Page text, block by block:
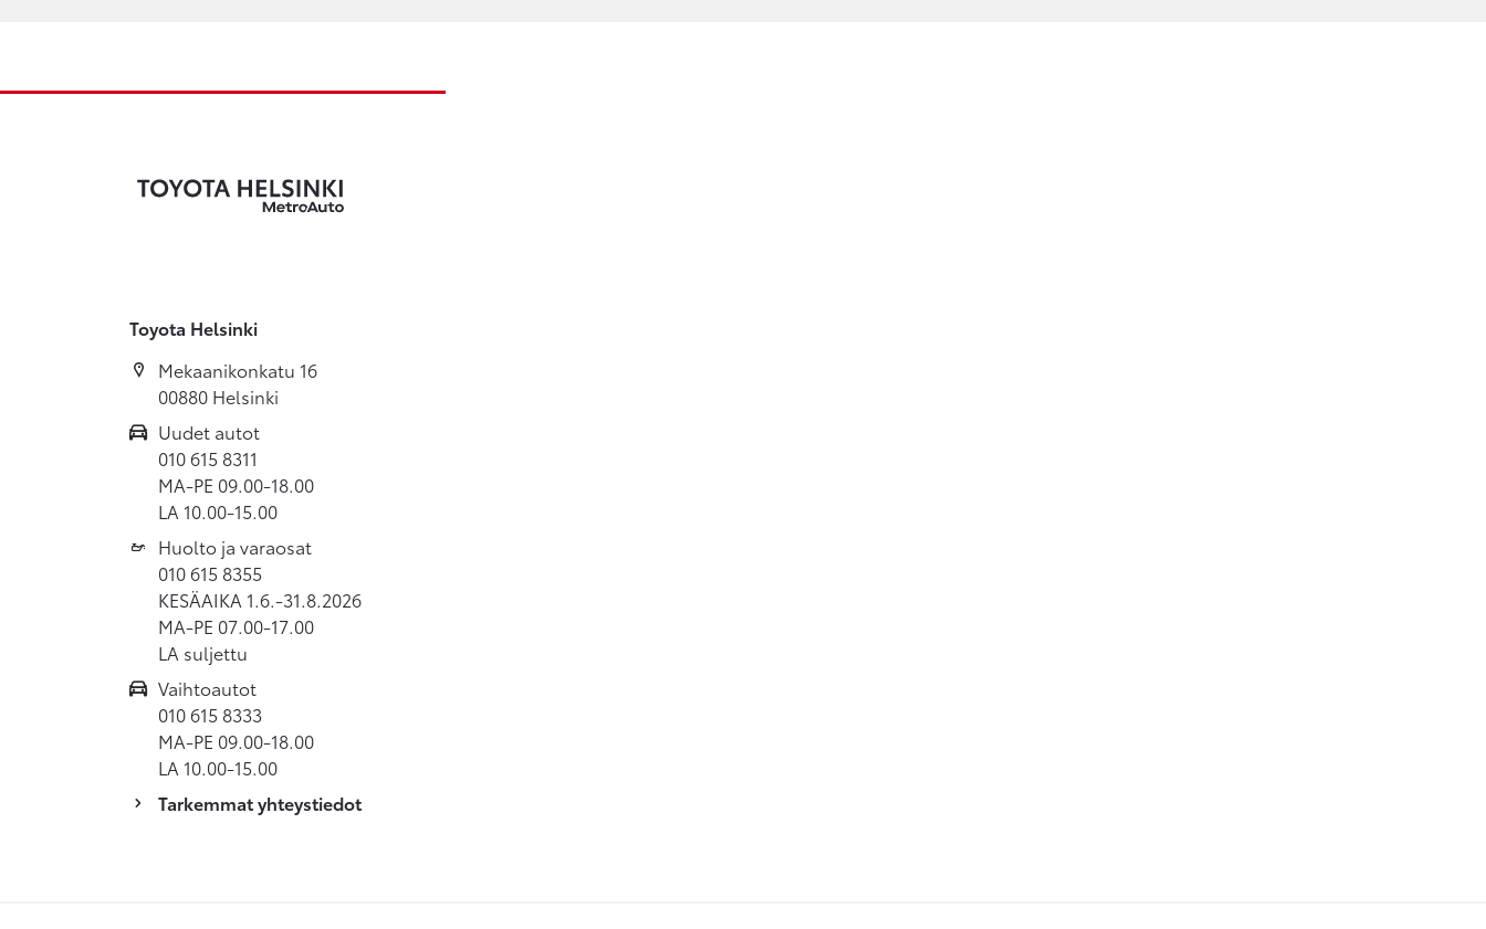
Toyota Helsinki
Mekaanikonkatu 16
00880 Helsinki
Uudet autot
010 615 8311
MA-PE 09.00-18.00
LA 10.00-15.00
Huolto ja varaosat
010 615 8355
KESÄAIKA 1.6.-31.8.2026
MA-PE 07.00-17.00
LA suljettu
Vaihtoautot
010 615 8333
MA-PE 09.00-18.00
LA 10.00-15.00
Tarkemmat yhteystiedot